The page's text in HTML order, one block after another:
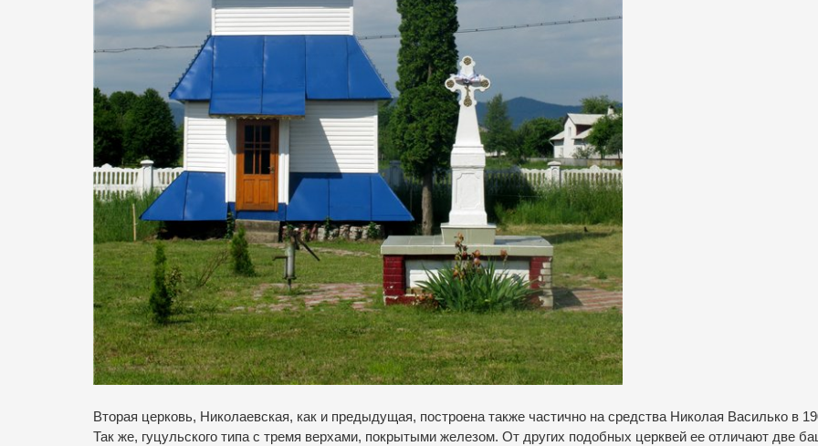
Вторая церковь, Николаевская, как и предыдущая, построена также частично на средства Николая Василько в
Так же, гуцульского типа с тремя верхами, покрытыми железом. От других подобных церквей ее отличают две